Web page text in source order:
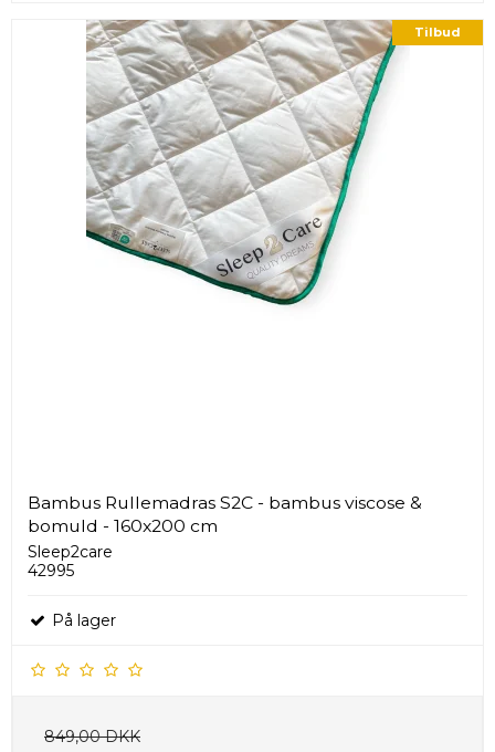
Tilbud
Bambus Rullemadras S2C - bambus viscose &
bomuld - 160x200 cm
Sleep2care
42995
På lager
849,00 DKK